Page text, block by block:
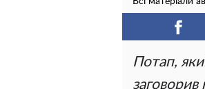
Потап,